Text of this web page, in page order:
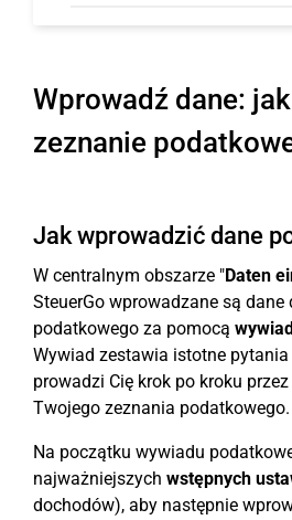
Wprowadź dane:
zeznanie
Jak wprowadzić dane
W centralnym obszarze "Daten
SteuerGo wprowadzane są dane
podatkowego za pomocą
Wywiad zestawia istotne
prowadzi Cię krok po kroku
Twojego zeznania podatkowego.
Na początku wywiadu
najważniejszych wstępnych
dochodów), aby następnie